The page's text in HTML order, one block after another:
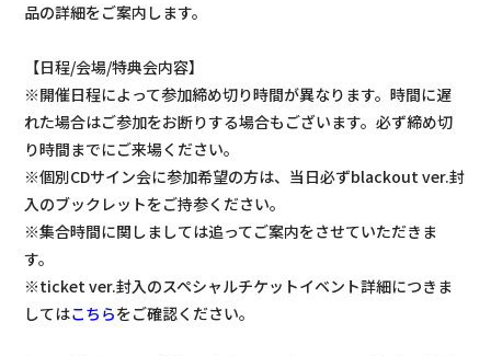
品の詳細をご案内します。
【日程/会場/特典会内容】
※開催日程によって参加締め切り時間が異なります。時間に遅
れた場合はご参加をお断りする場合もございます。必ず締め切
り時間までにご来場ください。
※個別CDサイン会に参加希望の方は、当日必ずblackout ver.封
入のブックレットをご持参ください。
※集合時間に関しましては追ってご案内をさせていただきま
す。
※ticket ver.封入のスペシャルチケットイベント詳細につきま
してはこちらをご確認ください。